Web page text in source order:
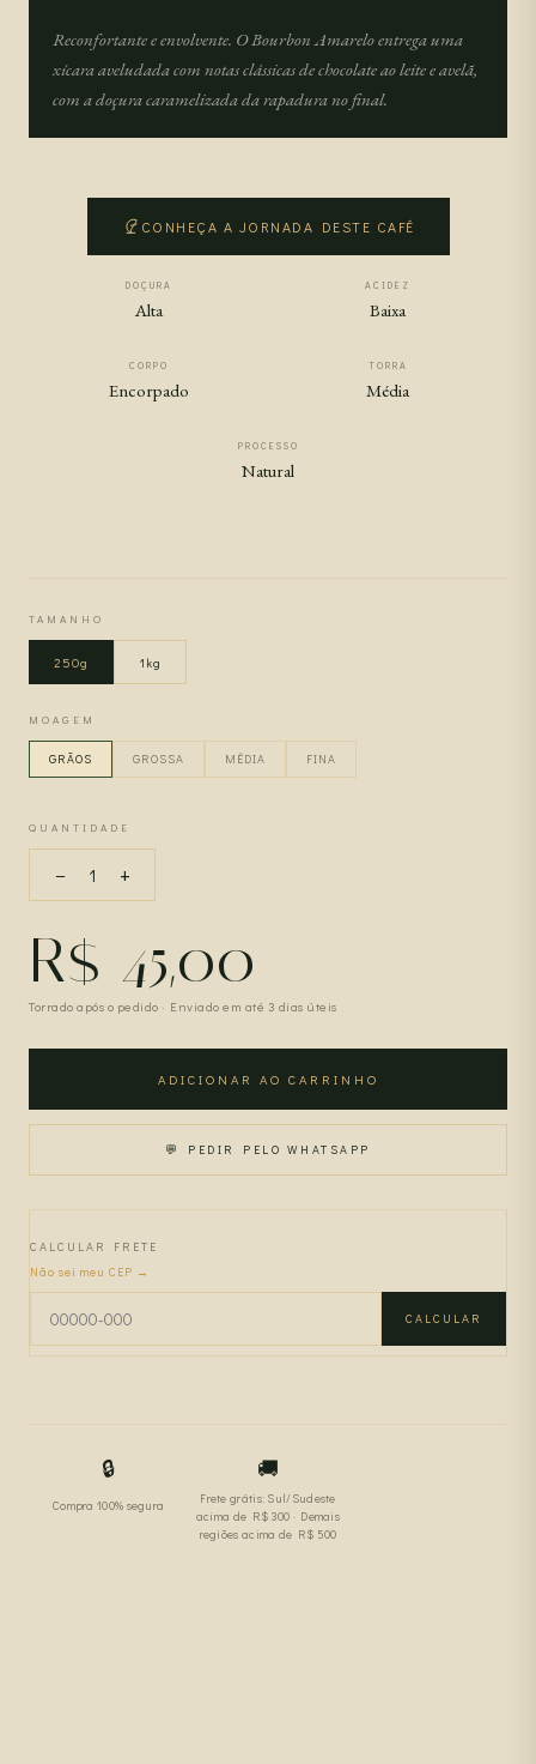
Reconfortante e envolvente. O Bourbon Amarelo entrega uma
xícara aveludada com notas clássicas de chocolate ao leite e avelã,
com a doçura caramelizada da rapadura no final.
CONHEÇA A JORNADA DESTE CAFÉ
DOÇURA
Alta
ACIDEZ
Baixa
CORPO
Encorpado
TORRA
Média
PROCESSO
Natural
TAMANHO
250g 1kg
MOAGEM
GRÃOS GROSSA MÉDIA FINA
QUANTIDADE
− 1 +
R$ 45,00
Torrado após o pedido · Enviado em até 3 dias úteis
ADICIONAR AO CARRINHO
💬 PEDIR PELO WHATSAPP
CALCULAR FRETE
Não sei meu CEP →
CALCULAR
🔒
Compra 100% segura
🚚
Frete grátis: Sul/Sudeste
acima de R$ 300 · Demais
regiões acima de R$ 500